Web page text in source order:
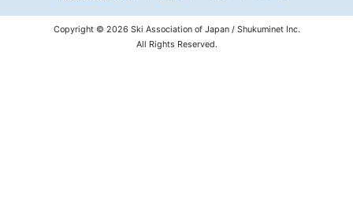
Copyright © 2026 Ski Association of Japan / Shukuminet Inc.
All Rights Reserved.